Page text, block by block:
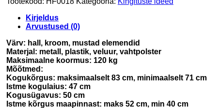
Kirjeldus
Arvustused (0)
Värv: hall, kroom, mustad elemendid
Materjal: metall, plastik, veluur, vahtpolster
Maksimaalne koormus: 120 kg
Mõõtmed:
Kogukõrgus: maksimaalselt 83 cm, minimaalselt 71 cm
Istme kogulaius: 47 cm
Kogusügavus: 50 cm
Istme kõrgus maapinnast: maks 52 cm, min 40 cm